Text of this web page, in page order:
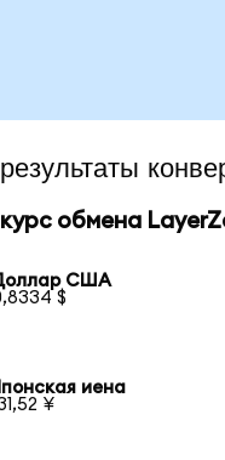
обмена
США
$
иена
¥